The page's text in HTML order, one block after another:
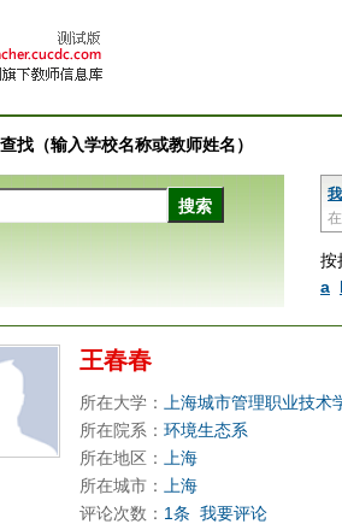
找（输入学校名称或教师姓名）
按
a
王春春
所在大学：
上海城市管理职业技术
所在院系： 环境生态系
所在地区：
上海
所在城市：
上海
评论次数： 1条 我要评论